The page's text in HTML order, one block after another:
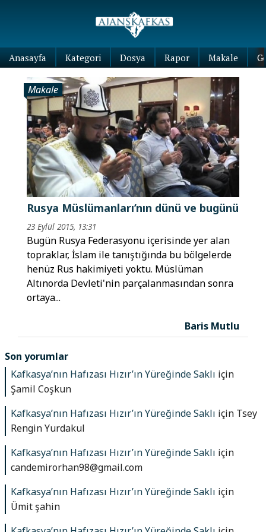
Anasayfa Kategori Dosya Rapor Makale
Makale
Rusya Müslümanları’nın dünü ve bugünü
23 Eylül 2015, 13:31
Bugün Rusya Federasyonu içerisinde yer alan
topraklar, İslam ile tanıştığında bu bölgelerde
henüz Rus hakimiyeti yoktu. Müslüman
Altınorda Devleti'nin parçalanmasından sonra
ortaya...
Baris Mutlu
Son yorumlar
Kafkasya’nın Hafızası Hızır’ın Yüreğinde Saklı için
Şamil Coşkun
Kafkasya’nın Hafızası Hızır’ın Yüreğinde Saklı için Tsey
Rengin Yurdakul
Kafkasya’nın Hafızası Hızır’ın Yüreğinde Saklı için
candemirorhan98@gmail.com
Kafkasya’nın Hafızası Hızır’ın Yüreğinde Saklı için
Ümit şahin